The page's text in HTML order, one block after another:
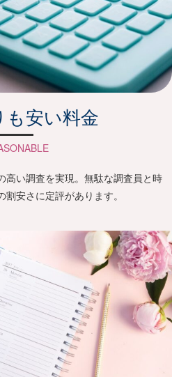
も安い料金
高い調査を実現。無駄な調査員と時
安さに定評があります。